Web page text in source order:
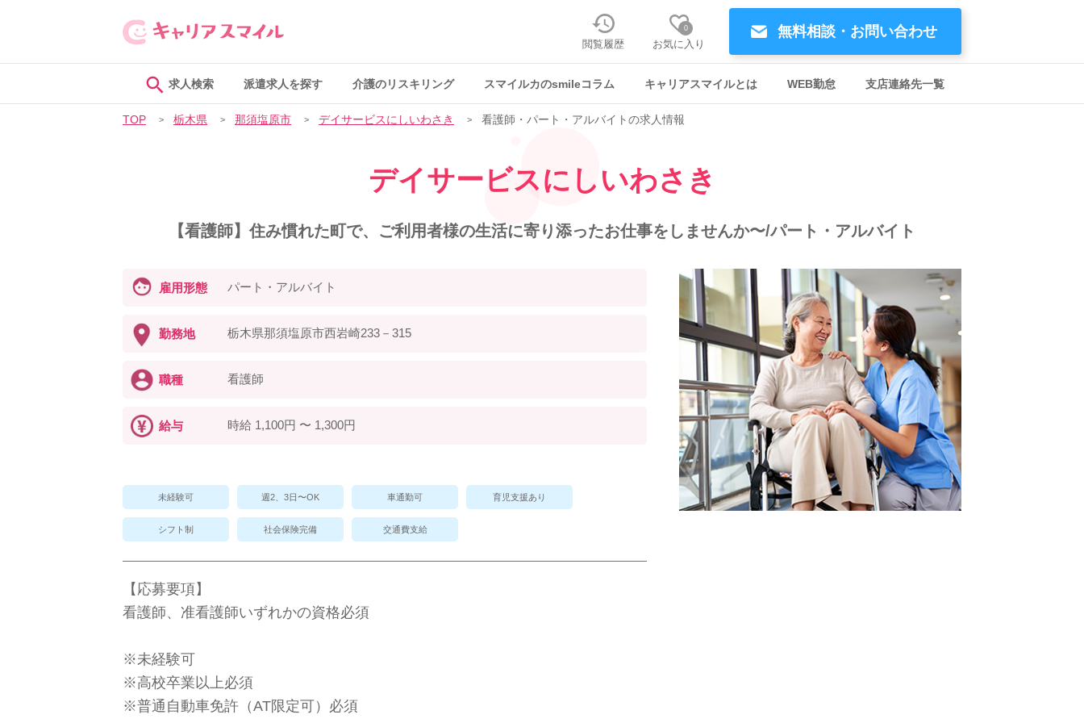
無料相談・お問い合わせ
閲覧履歴
0
お気に入り
求人検索 派遣求人を探す 介護のリスキリング スマイルカのsmileコラム キャリアスマイルとは WEB勤怠 支店連絡先一覧
TOP 栃木県 那須塩原市 デイサービスにしいわさき 看護師・パート・アルバイトの求人情報
デイサービスにしいわさき
【看護師】住み慣れた町で、ご利用者様の生活に寄り添ったお仕事をしませんか〜/パート・アルバイト
雇用形態 パート・アルバイト
勤務地 栃木県那須塩原市西岩崎233－315
職種 看護師
給与 時給 1,100円 〜 1,300円
未経験可 週2、3日〜OK 車通勤可 育児支援あり
シフト制 社会保険完備 交通費支給
【応募要項】
看護師、准看護師いずれかの資格必須
※未経験可
※高校卒業以上必須
※普通自動車免許（AT限定可）必須